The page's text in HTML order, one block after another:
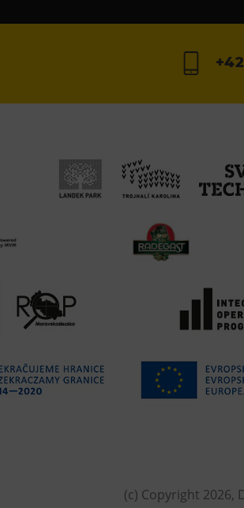
(c) Copyright 2026,